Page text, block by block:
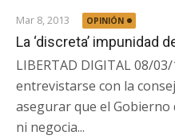
Mar 8, 2013 OPINIÓN
La ‘discreta’ impunidad
LIBERTAD DIGITAL 08/
entrevistarse con la
asegurar que el Gobierno
ni negocia...